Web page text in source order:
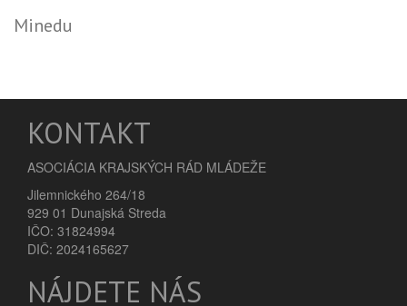
Minedu
KONTAKT
ASOCIÁCIA KRAJSKÝCH RÁD MLÁDEŽE
Jilemnického 264/18
929 01 Dunajská Streda
IČO: 31824994
DIČ: 2024165627
NÁJDETE NÁS